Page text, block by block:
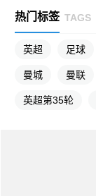
热门标签 TAGS
英超 足球
曼城 曼联
英超第35轮